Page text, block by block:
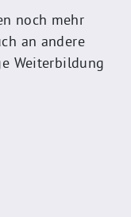
noch mehr
an andere
Weiterbildung